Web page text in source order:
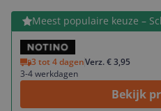
Meest populaire keuze –
3 tot 4 dagenVerz. € 3,95
3-4 werkdagen
Bekijk
Bekijk product